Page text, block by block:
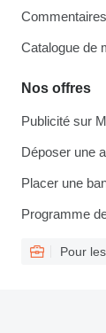
Catalogue de
Nos offres
Publicité sur
Déposer une
Placer une
Programme
Pour